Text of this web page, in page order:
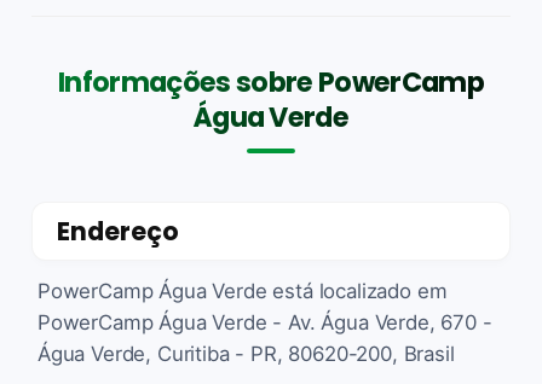
Informações sobre PowerCamp
Água Verde
Endereço
PowerCamp Água Verde está localizado em
PowerCamp Água Verde - Av. Água Verde, 670 -
Água Verde, Curitiba - PR, 80620-200, Brasil